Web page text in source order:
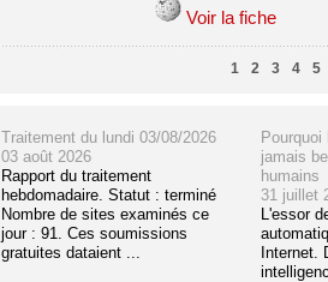
Voir la fiche
1 2 3 4 5
Traitement du lundi 03/08/2026
03 août 2026
Rapport du traitement
hebdomadaire. Statut : terminé
Nombre de sites examinés ce
jour : 91. Ces soumissions
gratuites dataient ...
jamais
humains
31 juillet
L'essor
Internet.